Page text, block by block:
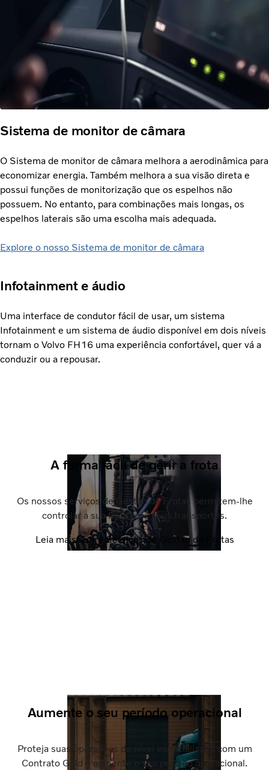
Sistema de monitor de câmara
O Sistema de monitor de câmara melhora a aerodinâmica para
economizar energia. Também melhora a sua visão direta e
possui funções de monitorização que os espelhos não
possuem. No entanto, para combinações mais longas, os
espelhos laterais são uma escolha mais adequada.
Explore o nosso Sistema de monitor de câmara
Infotainment e áudio
Uma interface de condutor fácil de usar, um sistema
Infotainment e um sistema de áudio disponível em dois níveis
tornam o Volvo FH16 uma experiência confortável, quer vá a
conduzir ou a repousar.
A forma fácil de gerir a frota
Os nossos serviços de Gestão de Frotas permitem-lhe
controlar a sua frota e os seus transportes.
Leia mais sobre Serviços de Gestão de Frotas
Aumente o seu período operacional
Proteja suas operações de nível especializado com um
Contrato Gold e aumente o seu período operacional.